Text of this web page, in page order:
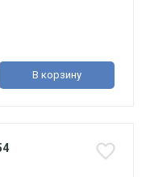
В корзину